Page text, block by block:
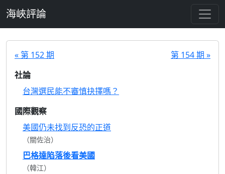
海峽評論
« 第 152 期
第 154 期 »
社論
台灣選民能不審慎抉擇嗎？
國際觀察
美國仍未找到反恐的正道
（關佐治）
巴格達陷落後看美國
（韓江）